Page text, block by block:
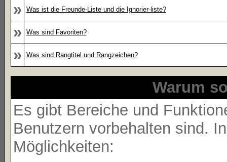
» Was ist die Freunde-Liste und die Ignorier-liste?
» Was sind Favoriten?
» Was sind Rangtitel und Rangzeichen?
Warum
Es gibt Bereiche und
Benutzern vorbehalten sind.
Möglichkeiten: